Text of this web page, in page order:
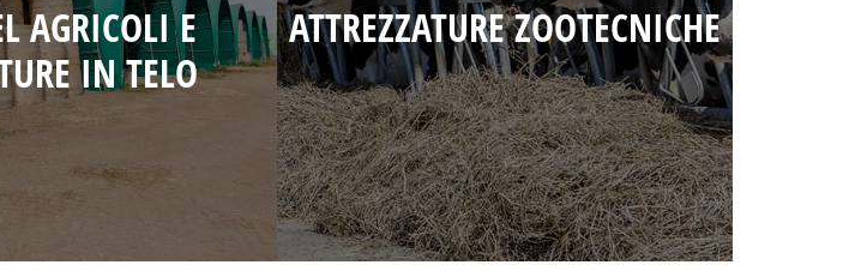
AGRICOLI E
IN TELO
ATTREZZATURE ZOOTECNICHE